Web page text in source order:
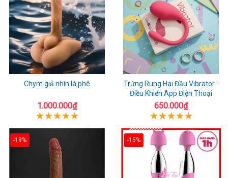
Chym giả nhìn là phê
1.000.000₫
Trứng Rung Hai Đầu Vibrator -
Điều Khiển App Điện Thoại
650.000₫
-19% -15%